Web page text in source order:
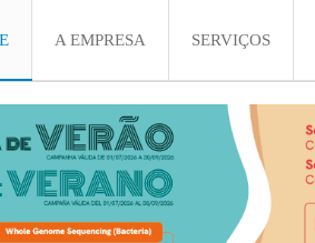
A EMPRESA SERVIÇOS